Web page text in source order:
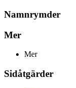
Namnrymder
Mer
Mer
Sidåtgärder